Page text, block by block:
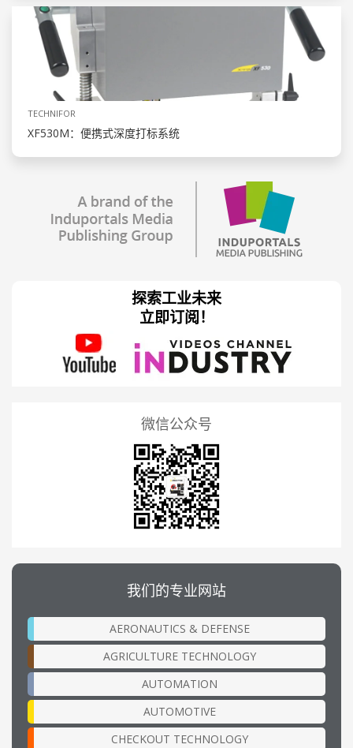
TECHNIFOR
XF530M：便携式深度打标系统
探索工业未来
立即订阅！
微信公众号
我们的专业网站
AERONAUTICS & DEFENSE
AGRICULTURE TECHNOLOGY
AUTOMATION
AUTOMOTIVE
CHECKOUT TECHNOLOGY